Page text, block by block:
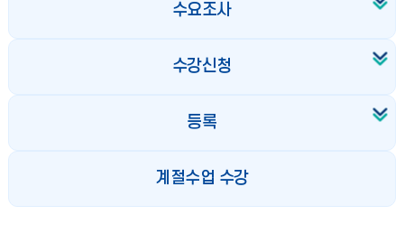
수요조사
수강신청
등록
계절수업 수강